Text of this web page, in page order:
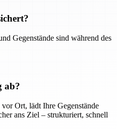
Gegenstände sind während des
ab?
Ort, lädt Ihre Gegenstände
ans Ziel – strukturiert, schnell